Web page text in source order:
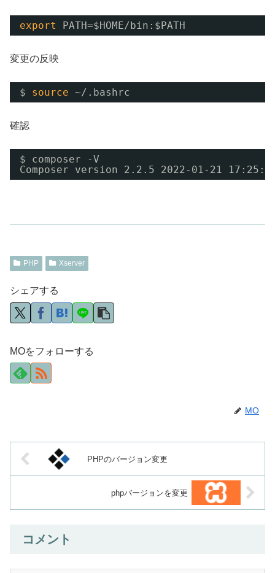
export PATH=$HOME/bin :$PATH
変更の反映
$ source ~/.bashrc
確認
$ composer -V
Composer version 2.2.5 2022-01-21
PHP Xserver
シェアする
MOをフォローする
MO
PHPのバージョン変更
phpバージョンを変更
コメント